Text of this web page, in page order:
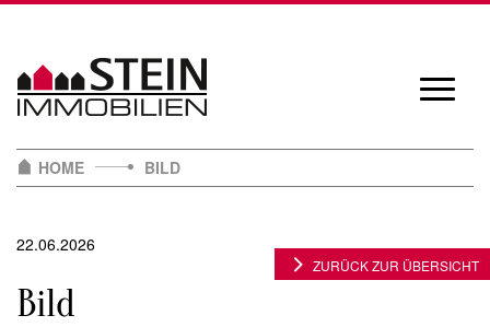
content
HOME
BILD
22.06.2026
Bild
ZURÜCK ZUR ÜBERSICHT